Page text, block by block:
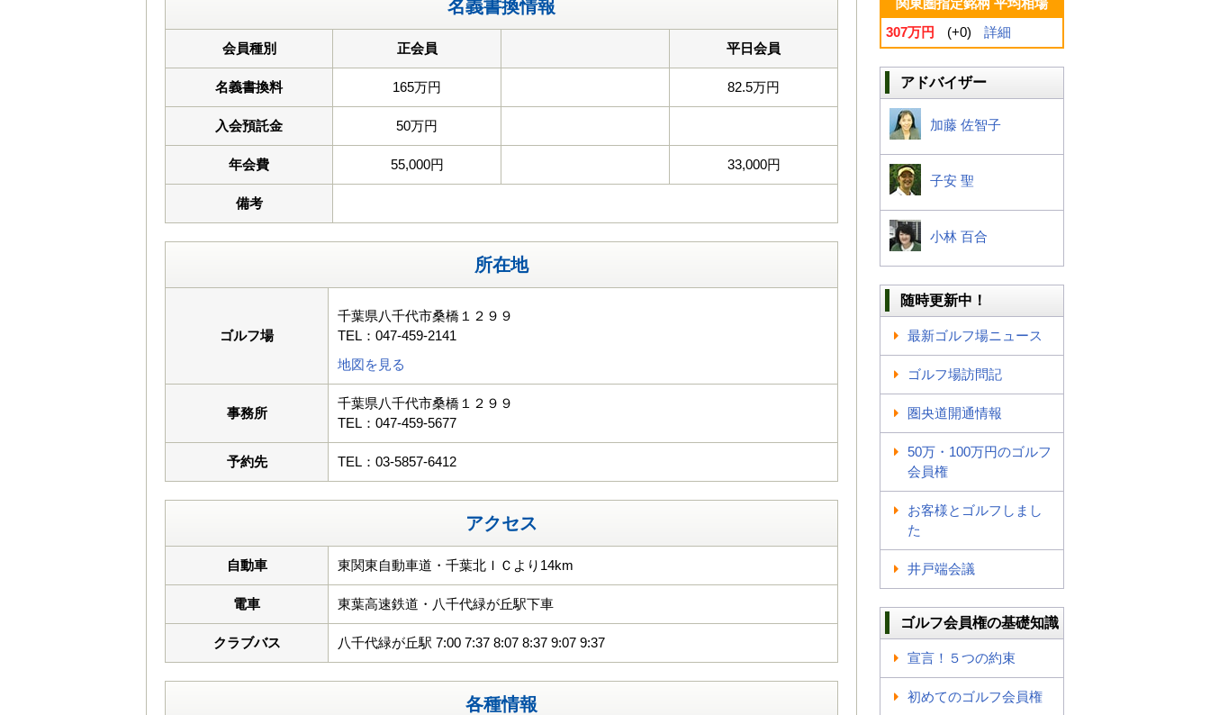
名義書換情報
会員種別 正会員 平日会員
名義書換料 165万円 82.5万円
入会預託金 50万円
年会費 55,000円 33,000円
備考
所在地
ゴルフ場
千葉県八千代市桑橋１２９９
TEL：047-459-2141
地図を見る
事務所
千葉県八千代市桑橋１２９９
TEL：047-459-5677
予約先 TEL：03-5857-6412
アクセス
自動車 東関東自動車道・千葉北ＩＣより14km
電車 東葉高速鉄道・八千代緑が丘駅下車
クラブバス 八千代緑が丘駅 7:00 7:37 8:07 8:37 9:07 9:37
各種情報
関東圏指定銘柄 平均相場
307万円
(+0) 詳細
アドバイザー
加藤 佐智子
子安 聖
小林 百合
随時更新中！
最新ゴルフ場ニュース
ゴルフ場訪問記
圏央道開通情報
50万・100万円のゴルフ
会員権
お客様とゴルフしまし
た
井戸端会議
ゴルフ会員権の基礎知識
宣言！５つの約束
初めてのゴルフ会員権